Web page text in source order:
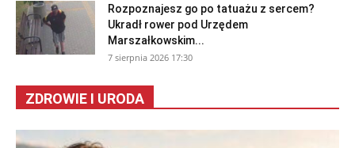
Rozpoznajesz go po tatuażu z sercem?
Ukradł rower pod Urzędem
Marszałkowskim...
7 sierpnia 2026 17:30
ZDROWIE I URODA